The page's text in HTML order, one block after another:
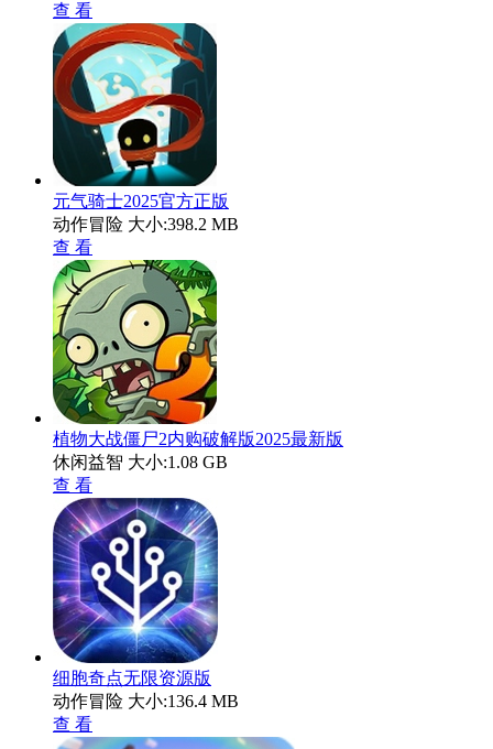
查 看
元气骑士2025官方正版
动作冒险 大小:398.2 MB
查 看
植物大战僵尸2内购破解版2025最新版
休闲益智 大小:1.08 GB
查 看
细胞奇点无限资源版
动作冒险 大小:136.4 MB
查 看